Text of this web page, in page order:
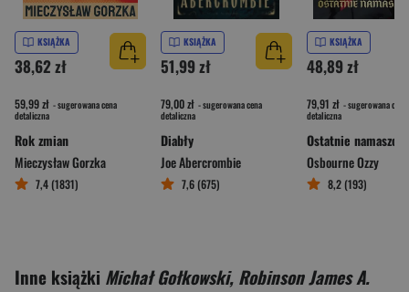
KSIĄŻKA
38,62 zł
59,99 zł - sugerowana cena
detaliczna
Rok zmian
Mieczysław Gorzka
7,4 (1831)
KSIĄŻKA
51,99 zł
79,00 zł - sugerowana cena
detaliczna
Diabły
Joe Abercrombie
7,6 (675)
KSIĄŻKA
48,89 zł
79,91 zł - sugerowana cena
detaliczna
Ostatnie
Osbourne Ozzy
8,2 (193)
Inne książki Michał Gołkowski, Robinson James A.